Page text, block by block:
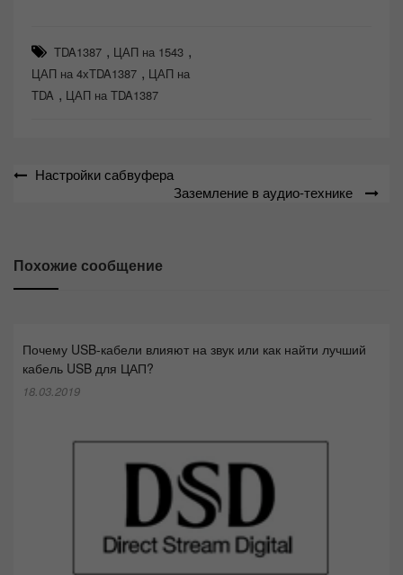
TDA1387 , ЦАП на 1543 ,
ЦАП на 4хTDA1387 , ЦАП на
TDA , ЦАП на TDA1387
Навигация
Настройки сабвуфера
Заземление в аудио-технике
Похожие сообщение
Почему USB-кабели влияют на звук или как найти лучший
кабель USB для ЦАП?
18.03.2019